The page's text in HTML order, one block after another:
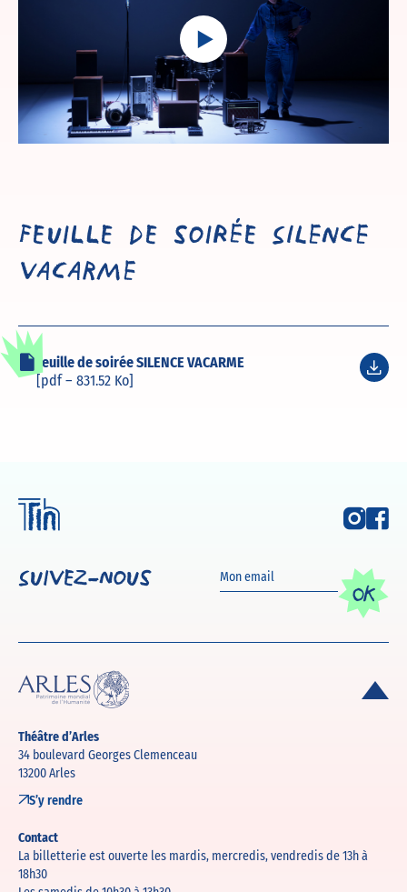
Play
Feuille de soirée SILENCE
VACARME
Feuille de soirée SILENCE VACARME
[pdf – 831.52 Ko]
Suivez-nous
OK
Théâtre d’Arles
34 boulevard Georges Clemenceau
13200 Arles
S’y rendre
Contact
La billetterie est ouverte les mardis, mercredis, vendredis de 13h à
18h30